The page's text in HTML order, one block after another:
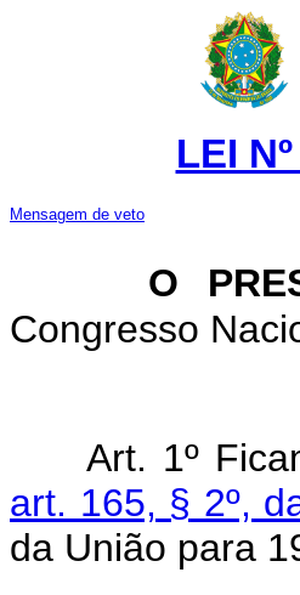
LEI
Mensagem de veto
O
Congresso
Art. 1º
art. 165, § 2º,
da União para